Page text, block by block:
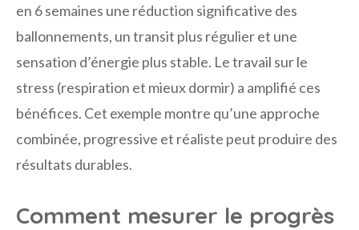
en 6 semaines une réduction significative des
ballonnements, un transit plus régulier et une
sensation d’énergie plus stable. Le travail sur le
stress (respiration et mieux dormir) a amplifié ces
bénéfices. Cet exemple montre qu’une approche
combinée, progressive et réaliste peut produire des
résultats durables.
Comment mesurer le progrès